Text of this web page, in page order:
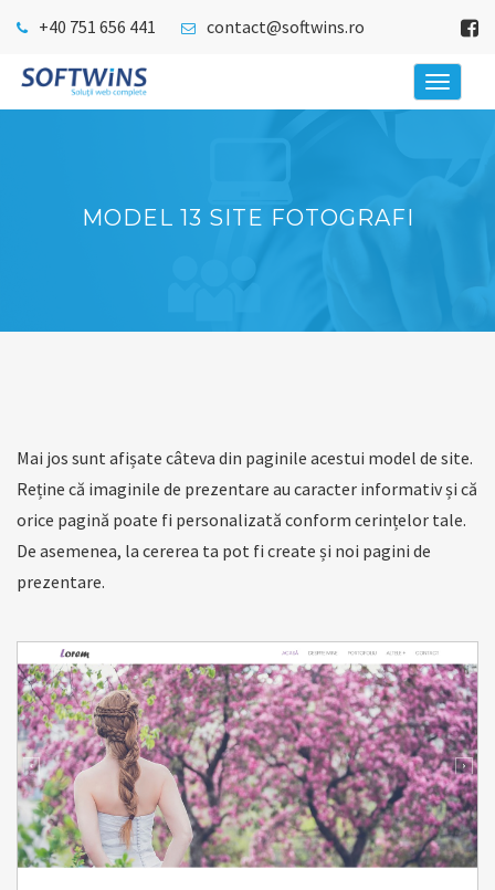
+40 751 656 441 contact@softwins.ro
MODEL 13 SITE FOTOGRAFI
Mai jos sunt afișate câteva din paginile acestui model de site.
Reține că imaginile de prezentare au caracter informativ și că
orice pagină poate fi personalizată conform cerințelor tale.
De asemenea, la cererea ta pot fi create și noi pagini de
prezentare.